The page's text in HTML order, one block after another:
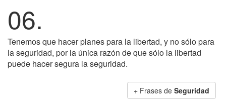
06.
Tenemos que hacer planes para la libertad, y no sólo para
la seguridad, por la única razón de que sólo la libertad
puede hacer segura la seguridad.
+ Frases de Seguridad